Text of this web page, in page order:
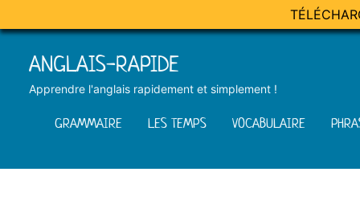
Skip
content
ANGLAIS-RAPIDE
Apprendre l'anglais rapidement et simplement !
GRAMMAIRE LES TEMPS VOCABULAIRE